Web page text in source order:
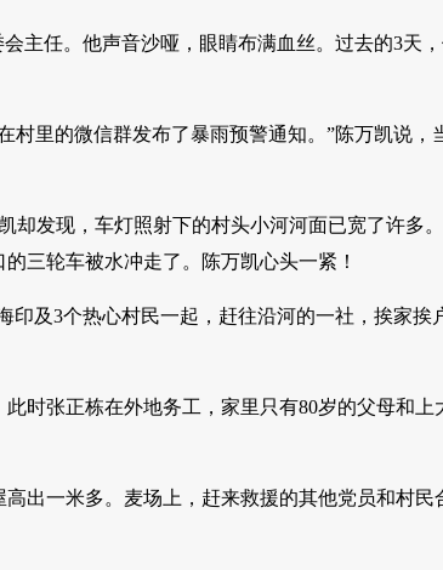
主任。他声音沙哑，眼睛布满血丝。过去的3天
村里的微信群发布了暴雨预警通知。”陈万凯说，
却发现，车灯照射下的村头小河河面已宽了许多
三轮车被水冲走了。陈万凯心头一紧！
印及3个热心村民一起，赶往沿河的一社，挨家挨
时张正栋在外地务工，家里只有80岁的父母和上
出一米多。麦场上，赶来救援的其他党员和村民